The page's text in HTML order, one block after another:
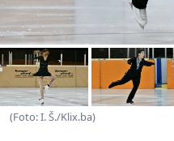
(Foto: I. Š./Klix.ba)